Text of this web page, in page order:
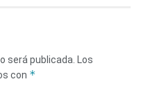
será publicada.
Los
con *